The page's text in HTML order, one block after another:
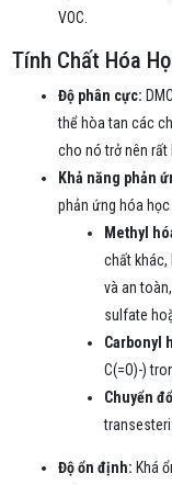
VOC.
Tính Chất Hóa
Độ phân cực:
thể hòa tan các
cho nó trở nên rất
Khả năng phản
phản ứng hóa
Methyl
chất khác,
và an
sulfate
Carbonyl
C(=O)-)
Chuyển
Độ ổn định: Khá